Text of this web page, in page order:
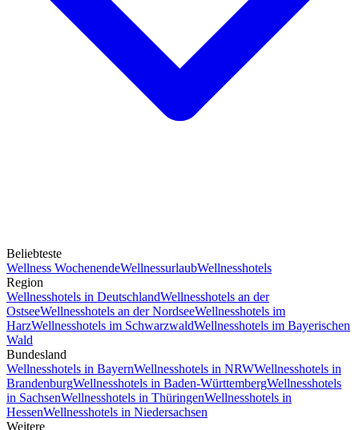
Beliebteste
Wellness WochenendeWellnessurlaubWellnesshotels
Region
Wellnesshotels in DeutschlandWellnesshotels an der
OstseeWellnesshotels an der NordseeWellnesshotels im
HarzWellnesshotels im SchwarzwaldWellnesshotels im Bayerischen
Wald
Bundesland
Wellnesshotels in BayernWellnesshotels in NRWWellnesshotels in
BrandenburgWellnesshotels in Baden-WürttembergWellnesshotels
in SachsenWellnesshotels in ThüringenWellnesshotels in
HessenWellnesshotels in Niedersachsen
Weitere